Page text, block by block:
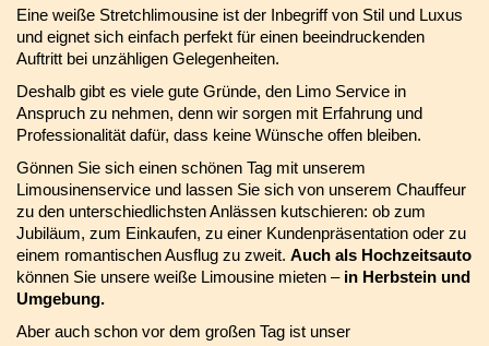
Eine weiße Stretchlimousine ist der Inbegriff von Stil und Luxus
und eignet sich einfach perfekt für einen beeindruckenden
Auftritt bei unzähligen Gelegenheiten.
Deshalb gibt es viele gute Gründe, den Limo Service in
Anspruch zu nehmen, denn wir sorgen mit Erfahrung und
Professionalität dafür, dass keine Wünsche offen bleiben.
Gönnen Sie sich einen schönen Tag mit unserem
Limousinenservice und lassen Sie sich von unserem Chauffeur
zu den unterschiedlichsten Anlässen kutschieren: ob zum
Jubiläum, zum Einkaufen, zu einer Kundenpräsentation oder zu
einem romantischen Ausflug zu zweit. Auch als Hochzeitsauto
können Sie unsere weiße Limousine mieten – in Herbstein und
Umgebung.
Aber auch schon vor dem großen Tag ist unser